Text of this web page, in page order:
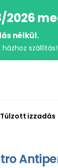
2026
nélkül.
szállítás!
Túlzott izzadás